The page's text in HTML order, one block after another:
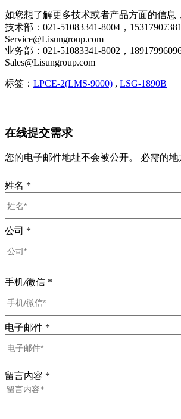
如您想了解更多技术或者产品方面的信息
技术部：021-51083341-8004，15317907381
Service@Lisungroup.com
业务部：021-51083341-8002，18917996096
Sales@Lisungroup.com
标签： LPCE-2(LMS-9000) , LSG-1890B
在线提交需求
您的电子邮件地址不会被公开。 必需的
姓名 *
公司 *
手机/微信 *
电子邮件 *
留言内容 *